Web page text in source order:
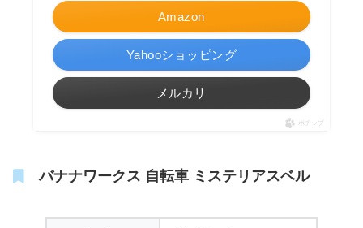
Amazon
Yahooショッピング
メルカリ
ポチップ
バナナワークス 自転車 ミステリアスベル